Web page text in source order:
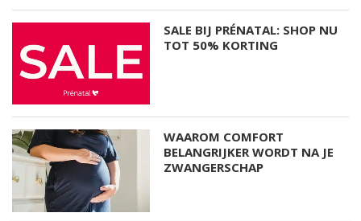
SALE BIJ PRÉNATAL: SHOP NU
TOT 50% KORTING
WAAROM COMFORT
BELANGRIJKER WORDT NA JE
ZWANGERSCHAP